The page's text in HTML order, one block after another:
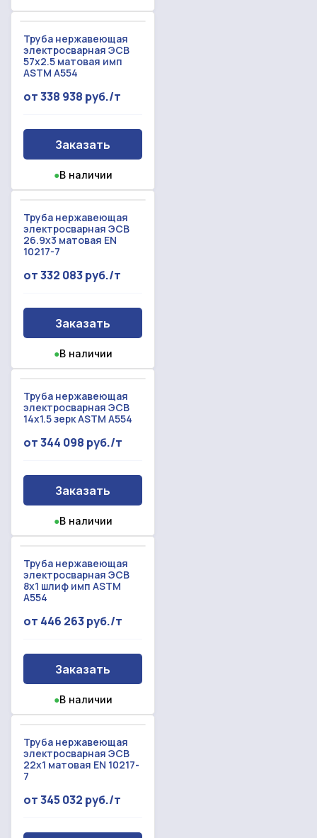
Труба нержавеющая
электросварная ЭСВ
57x2.5 матовая имп
ASTM A554
от 338 938 руб./т
Заказать
●В наличии
Труба нержавеющая
электросварная ЭСВ
26.9x3 матовая EN
10217-7
от 332 083 руб./т
Заказать
●В наличии
Труба нержавеющая
электросварная ЭСВ
14x1.5 зерк ASTM A554
от 344 098 руб./т
Заказать
●В наличии
Труба нержавеющая
электросварная ЭСВ
8x1 шлиф имп ASTM
A554
от 446 263 руб./т
Заказать
●В наличии
Труба нержавеющая
электросварная ЭСВ
22x1 матовая EN 10217-
7
от 345 032 руб./т